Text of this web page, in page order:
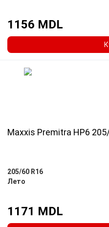
1156 MDL
Maxxis Premitra HP6
205/60 R16
Лето
1171 MDL